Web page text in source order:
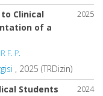
2025
Clinical
of a
F. P.
, 2025 (TRDizin)
2024
Students